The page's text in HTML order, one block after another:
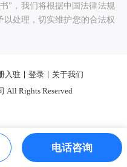
"，我们将根据中国法律法规
处理，切实维护您的合法权
入驻 登录
关于我们
All Rights Reserved
电话咨询
0.306016s